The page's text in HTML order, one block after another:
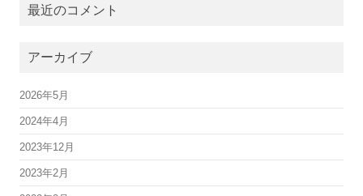
最近のコメント
アーカイブ
2026年5月
2024年4月
2023年12月
2023年2月